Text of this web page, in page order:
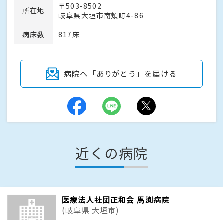
所在地
〒503-8502
岐阜県大垣市南頬町4-86
病床数
817床
病院へ「ありがとう」を届ける
近くの病院
医療法人社団正和会 馬渕病院
(岐阜県 大垣市)